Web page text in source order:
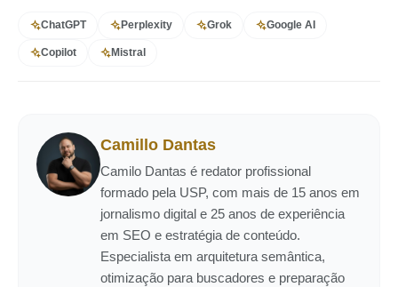
ChatGPT Perplexity Grok Google AI
Copilot Mistral
Camillo Dantas
Camilo Dantas é redator profissional
formado pela USP, com mais de 15 anos em
jornalismo digital e 25 anos de experiência
em SEO e estratégia de conteúdo.
Especialista em arquitetura semântica,
otimização para buscadores e preparação